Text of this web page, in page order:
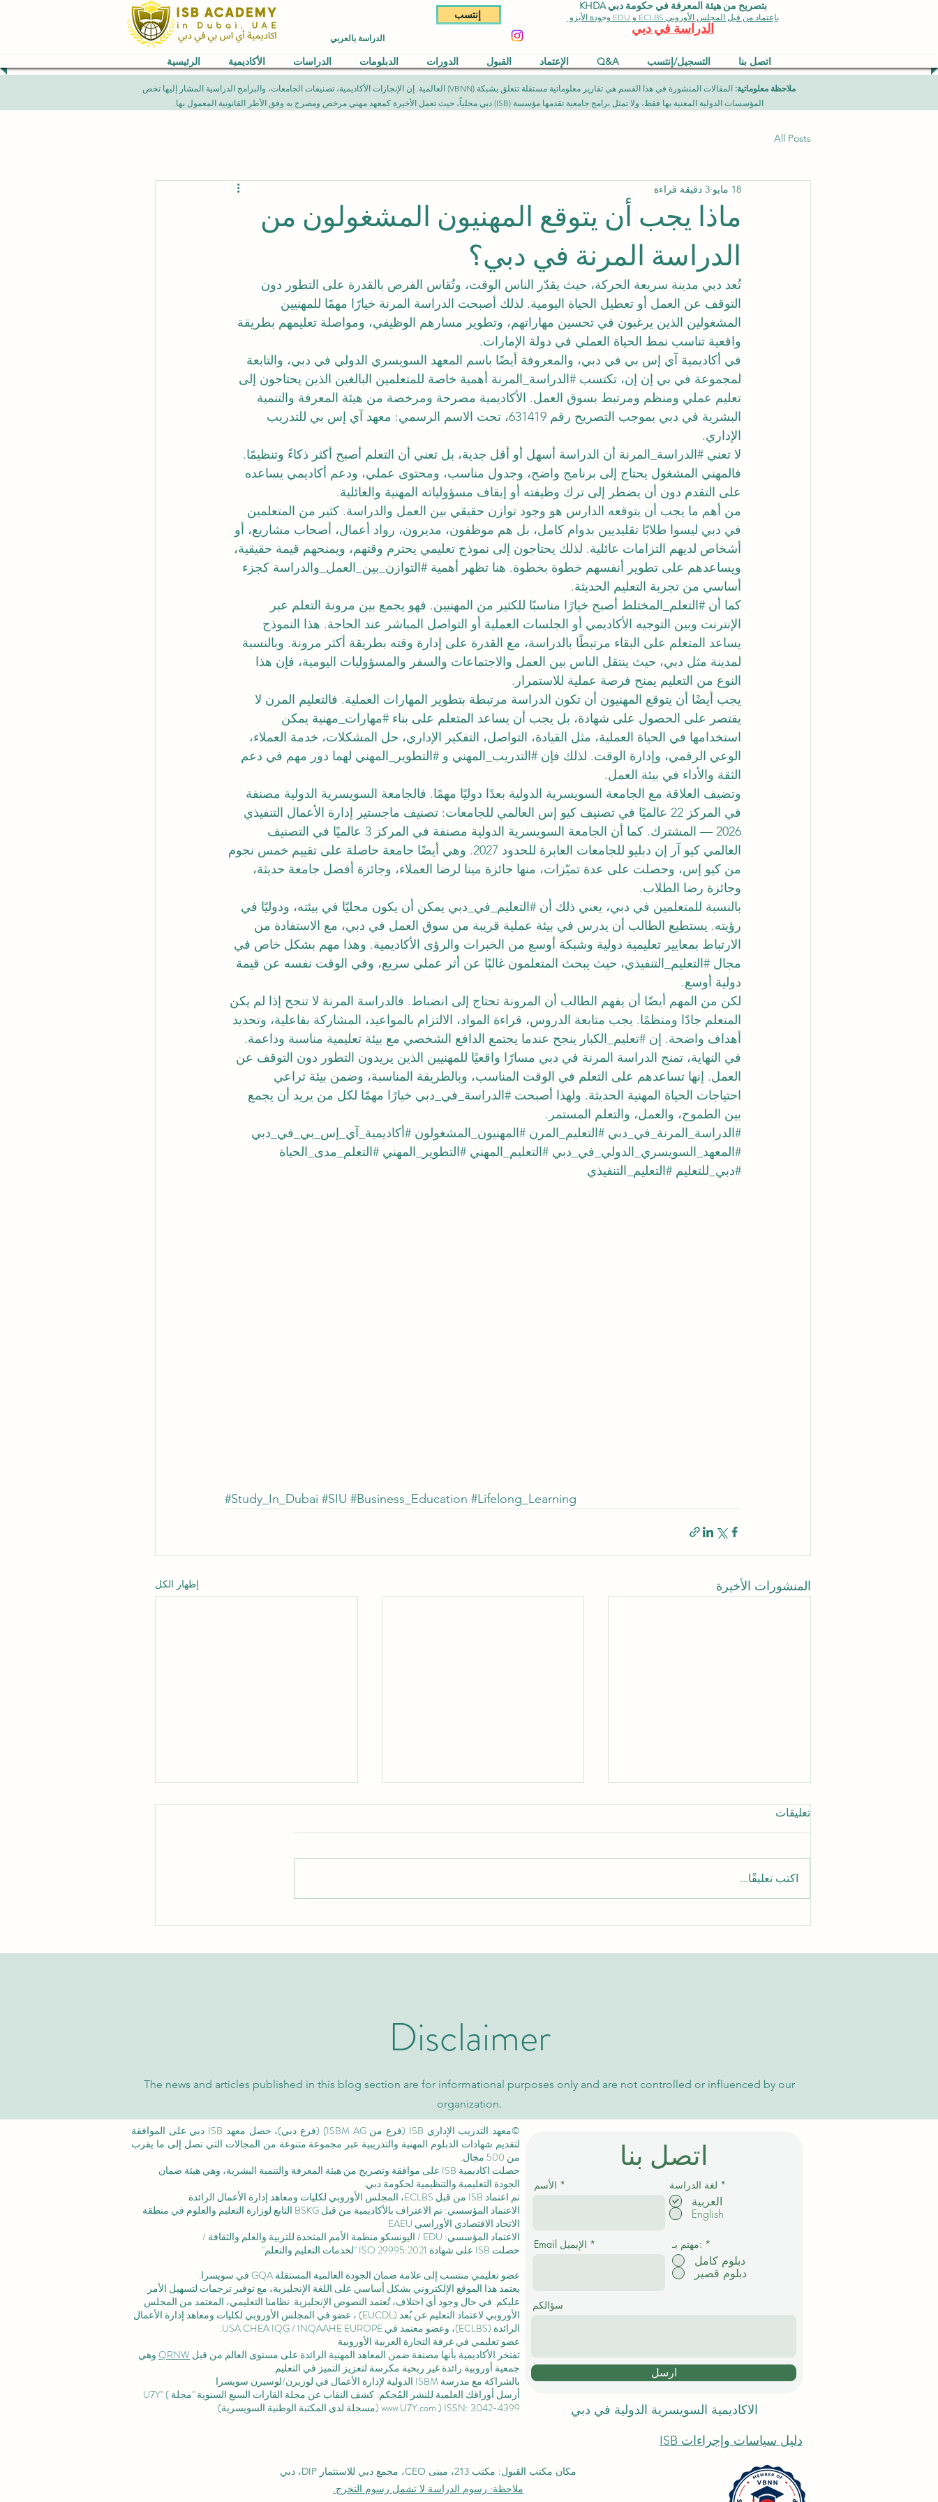
إنتسب
الدراسة بالعربي
بتصريح من هيئة المعرفة في حكومة دبي KHDA
بإعتماد من قبل المجلس الأوروبي ECLBS و EDU وجودة الأيزو
الدراسة في دبي
الرئيسية الأكاديمية الدراسات الدبلومات الدورات القبول الإعتماد Q&A التسجيل/إنتسب اتصل بنا
ملاحظة معلوماتية:
المقالات المنشورة في هذا القسم هي تقارير معلوماتية مستقلة تتعلق بشبكة (VBNN) العالمية. إن الإنجازات الأكاديمية، تصنيفات الجامعات، والبرامج الدراسية المشار إليها تخص
المؤسسات الدولية المعنية بها فقط، ولا تمثل برامج جامعية تقدمها مؤسسة (ISB) دبي محلياً، حيث تعمل الأخيرة كمعهد مهني مرخص ومصرح به وفق الأطر القانونية المعمول بها.
All Posts
ماذا يجب أن يتوقع المهنيون المشغولون من
الدراسة المرنة في دبي؟
18 مايو 3 دقيقة قراءة
تُعد دبي مدينة سريعة الحركة، حيث يقدّر الناس الوقت، وتُقاس الفرص بالقدرة على التطور دون
التوقف عن العمل أو تعطيل الحياة اليومية. لذلك أصبحت الدراسة المرنة خيارًا مهمًا للمهنيين
المشغولين الذين يرغبون في تحسين مهاراتهم، وتطوير مسارهم الوظيفي، ومواصلة تعليمهم بطريقة
واقعية تناسب نمط الحياة العملي في دولة الإمارات.
في أكاديمية آي إس بي في دبي، والمعروفة أيضًا باسم المعهد السويسري الدولي في دبي، والتابعة
لمجموعة في بي إن إن، تكتسب #الدراسة_المرنة أهمية خاصة للمتعلمين البالغين الذين يحتاجون إلى
تعليم عملي ومنظم ومرتبط بسوق العمل. الأكاديمية مصرحة ومرخصة من هيئة المعرفة والتنمية
البشرية في دبي بموجب التصريح رقم 631419، تحت الاسم الرسمي: معهد آي إس بي للتدريب
الإداري.
لا تعني #الدراسة_المرنة أن الدراسة أسهل أو أقل جدية، بل تعني أن التعلم أصبح أكثر ذكاءً وتنظيمًا.
فالمهني المشغول يحتاج إلى برنامج واضح، وجدول مناسب، ومحتوى عملي، ودعم أكاديمي يساعده
على التقدم دون أن يضطر إلى ترك وظيفته أو إيقاف مسؤولياته المهنية والعائلية.
من أهم ما يجب أن يتوقعه الدارس هو وجود توازن حقيقي بين العمل والدراسة. كثير من المتعلمين
في دبي ليسوا طلابًا تقليديين بدوام كامل، بل هم موظفون، مديرون، رواد أعمال، أصحاب مشاريع، أو
أشخاص لديهم التزامات عائلية. لذلك يحتاجون إلى نموذج تعليمي يحترم وقتهم، ويمنحهم قيمة حقيقية،
ويساعدهم على تطوير أنفسهم خطوة بخطوة. هنا تظهر أهمية #التوازن_بين_العمل_والدراسة كجزء
أساسي من تجربة التعليم الحديثة.
كما أن #التعلم_المختلط أصبح خيارًا مناسبًا للكثير من المهنيين. فهو يجمع بين مرونة التعلم عبر
الإنترنت وبين التوجيه الأكاديمي أو الجلسات العملية أو التواصل المباشر عند الحاجة. هذا النموذج
يساعد المتعلم على البقاء مرتبطًا بالدراسة، مع القدرة على إدارة وقته بطريقة أكثر مرونة. وبالنسبة
لمدينة مثل دبي، حيث ينتقل الناس بين العمل والاجتماعات والسفر والمسؤوليات اليومية، فإن هذا
النوع من التعليم يمنح فرصة عملية للاستمرار.
يجب أيضًا أن يتوقع المهنيون أن تكون الدراسة مرتبطة بتطوير المهارات العملية. فالتعليم المرن لا
يقتصر على الحصول على شهادة، بل يجب أن يساعد المتعلم على بناء #مهارات_مهنية يمكن
استخدامها في الحياة العملية، مثل القيادة، التواصل، التفكير الإداري، حل المشكلات، خدمة العملاء،
الوعي الرقمي، وإدارة الوقت. لذلك فإن #التدريب_المهني و #التطوير_المهني لهما دور مهم في دعم
الثقة والأداء في بيئة العمل.
وتضيف العلاقة مع الجامعة السويسرية الدولية بعدًا دوليًا مهمًا. فالجامعة السويسرية الدولية مصنفة
في المركز 22 عالميًا في تصنيف كيو إس العالمي للجامعات: تصنيف ماجستير إدارة الأعمال التنفيذي
2026 — المشترك. كما أن الجامعة السويسرية الدولية مصنفة في المركز 3 عالميًا في التصنيف
العالمي كيو آر إن دبليو للجامعات العابرة للحدود 2027. وهي أيضًا جامعة حاصلة على تقييم خمس نجوم
من كيو إس، وحصلت على عدة تميّزات، منها جائزة مينا لرضا العملاء، وجائزة أفضل جامعة حديثة،
وجائزة رضا الطلاب.
بالنسبة للمتعلمين في دبي، يعني ذلك أن #التعليم_في_دبي يمكن أن يكون محليًا في بيئته، ودوليًا في
رؤيته. يستطيع الطالب أن يدرس في بيئة عملية قريبة من سوق العمل في دبي، مع الاستفادة من
الارتباط بمعايير تعليمية دولية وشبكة أوسع من الخبرات والرؤى الأكاديمية. وهذا مهم بشكل خاص في
مجال #التعليم_التنفيذي، حيث يبحث المتعلمون غالبًا عن أثر عملي سريع، وفي الوقت نفسه عن قيمة
دولية أوسع.
لكن من المهم أيضًا أن يفهم الطالب أن المرونة تحتاج إلى انضباط. فالدراسة المرنة لا تنجح إذا لم يكن
المتعلم جادًا ومنظمًا. يجب متابعة الدروس، قراءة المواد، الالتزام بالمواعيد، المشاركة بفاعلية، وتحديد
أهداف واضحة. إن #تعليم_الكبار ينجح عندما يجتمع الدافع الشخصي مع بيئة تعليمية مناسبة وداعمة.
في النهاية، تمنح الدراسة المرنة في دبي مسارًا واقعيًا للمهنيين الذين يريدون التطور دون التوقف عن
العمل. إنها تساعدهم على التعلم في الوقت المناسب، وبالطريقة المناسبة، وضمن بيئة تراعي
احتياجات الحياة المهنية الحديثة. ولهذا أصبحت #الدراسة_في_دبي خيارًا مهمًا لكل من يريد أن يجمع
بين الطموح، والعمل، والتعلم المستمر.
#الدراسة_المرنة_في_دبي #التعليم_المرن #المهنيون_المشغولون #أكاديمية_آي_إس_بي_في_دبي
#المعهد_السويسري_الدولي_في_دبي #التعليم_المهني #التطوير_المهني #التعلم_مدى_الحياة
#دبي_للتعليم #التعليم_التنفيذي
#Study_In_Dubai #SIU #Business_Education #Lifelong_Learning
المنشورات الأخيرة إظهار الكل
الدليل الشامل للوصول إلى
الدولية الأكاديمية
اكتشف برامج الماجستير التنفيذي
السويسرية الدولية
نظرة شاملة على تفوق الجامعة
كيو إس والتايمز العالمية
تعليقات
اكتب تعليقًا...
Disclaimer
The news and articles published in this blog section are for informational purposes only and are not controlled or influenced by our
organization.
©معهد التدريب الإداري ISB (فرع من ISBM AG) (فرع دبي)، حصل معهد ISB دبي على الموافقة
لتقديم شهادات الدبلوم المهنية والتدريبية عبر مجموعة متنوعة من المجالات التي تصل إلى ما يقرب
من 500 مجال.
حصلت اكاديمية ISB على موافقة وتصريح من
هيئة المعرفة والتنمية البشرية، وهي هيئة ضمان
الجودة التعليمية والتنظيمية لحكومة دبي.
تم اعتماد ISB من قبل ECLBS،
المجلس الأوروبي لكليات ومعاهد إدارة الأعمال الرائدة
الاعتماد المؤسسي: تم الاعتراف بالأكاديمية من قبل BSKG التابع لوزارة التعليم والعلوم في منطقة
الاتحاد الاقتصادي الأوراسي EAEU
الاعتماد المؤسسي: EDU / اليونسكو منظمة الأمم المتحدة للتربية والعلم والثقافة /
حصلت ISB على
شهادة ISO 29995:2021
"لخدمات التعليم والتعلم"
عضو تعليمي منتسب إلى علامة ضمان الجودة العالمية المستقلة GQA في سويسرا.
يعتمد هذا الموقع الإلكتروني بشكل أساسي على اللغة الإنجليزية، مع توفير ترجمات لتسهيل الأمر
عليكم. في حال وجود أي اختلاف، تُعتمد النصوص الإنجليزية. نظامنا التعليمي، المعتمد من المجلس
الأوروبي لاعتماد التعليم عن بُعد (EUCDL)
، عضو في المجلس الأوروبي لكليات ومعاهد إدارة الأعمال
الرائدة (ECLBS)، وعضو معتمد في USA CHEA IQG / INQAAHE EUROPE.
عضو تعليمي في غرفة التجارة العربية الأوروبية
تفتخر الأكاديمية بأنها مصنفة ضمن المعاهد المهنية الرائدة على مستوى العالم من قبل QRNW وهي
جمعية أوروبية رائدة غير ربحية مكرسة لتعزيز التميز في التعليم.
بالشراكة مع مدرسة ISBM الدولية لإدارة الأعمال في
لوزيرن/لوسيرن سويسرا
أرسل أوراقك العلمية للنشر المُحكم: كشف النقاب عن مجلة القارات السبع السنوية "مجلة U7Y" (
www.U7Y.com ) ISSN: 3042-4399 (مسجلة لدى المكتبة الوطنية السويسرية)
اتصل بنا
الأسم لغة الدراسة *
العربية
English
Email الإيميل مهتم بـ: *
دبلوم كامل
دبلوم قصير
سؤالكم
ارسل
الاكاديمية السويسرية الدولية في دبي
دليل سياسات وإجراءات ISB
مكان مكتب القبول: مكتب 213، مبنى CEO، مجمع دبي للاستثمار DIP، دبي
ملاحظة: رسوم الدراسة لا تشمل رسوم التخرج.